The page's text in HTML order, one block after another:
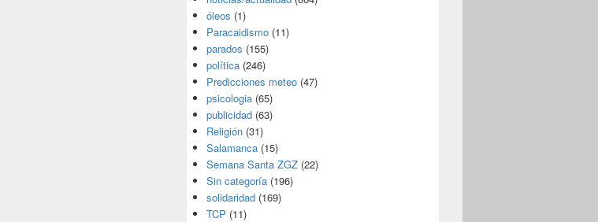
óleos (1)
Paracaidismo (11)
parados (155)
política (246)
Predicciones meteo (47)
psicologia (65)
publicidad (63)
Religión (31)
Salamanca (15)
Semana Santa ZGZ (22)
Sin categoría (196)
solidaridad (169)
TCP (11)